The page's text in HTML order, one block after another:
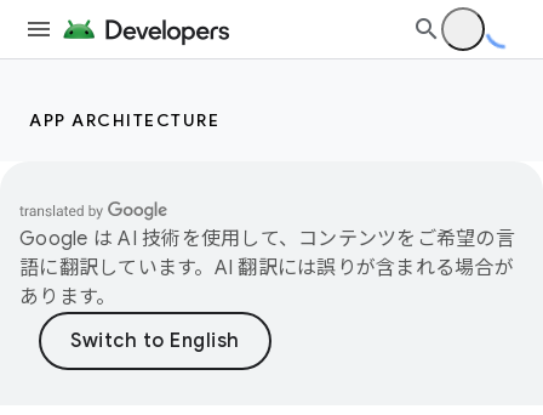
APP ARCHITECTURE
Google は AI 技術を使用して、コンテンツをご希望の言
語に翻訳しています。AI 翻訳には誤りが含まれる場合が
あります。